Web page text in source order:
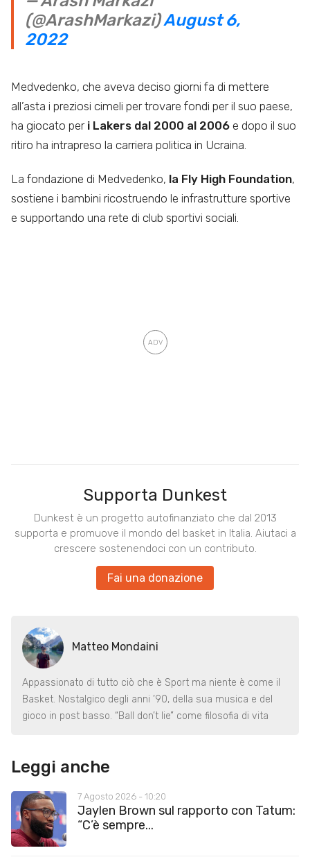
(@ArashMarkazi)August 6,
2022
Medvedenko, che aveva deciso giorni fa di mettere
all’asta i preziosi cimeli per trovare fondi per il suo paese,
ha giocato peri Lakers dal 2000 al 2006 e dopo il suo
ritiro ha intrapreso la carriera politica in Ucraina.
La fondazione di Medvedenko, la Fly High Foundation,
sostiene i bambini ricostruendo le infrastrutture sportive
e supportando una rete di club sportivi sociali.
Supporta Dunkest
Dunkest è un progetto autofinanziato che dal 2013
supporta e promuove il mondo del basket in Italia. Aiutaci a
crescere sostenendoci con un contributo.
Fai una donazione
Matteo Mondaini
Appassionato di tutto ciò che è Sport ma niente è come il
Basket. Nostalgico degli anni ’90, della sua musica e del
gioco in post basso. “Ball don’t lie” come filosofia di vita
Leggi anche
7 Agosto 2026 - 10:20
Jaylen Brown sul rapporto con Tatum:
“C’è sempre...